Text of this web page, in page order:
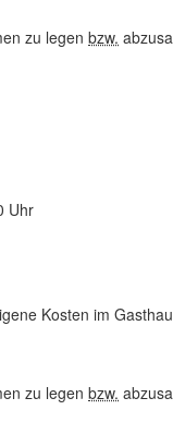
zu legen bzw.
Uhr
Kosten im
zu legen bzw.